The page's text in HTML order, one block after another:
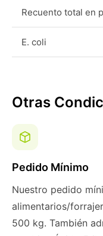
Recuento total en
E. coli
Otras
Pedido Mínimo
Nuestro pedido
alimentarios/
500 kg. También